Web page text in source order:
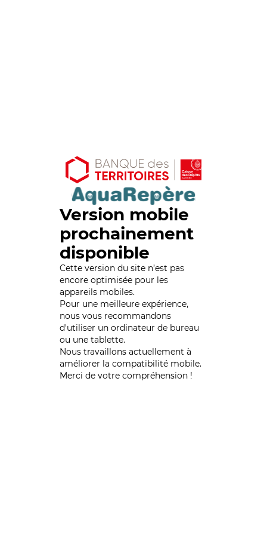
Version mobile
prochainement
disponible
Cette version du site n’est pas
encore optimisée pour les
appareils mobiles.
Pour une meilleure expérience,
nous vous recommandons
d'utiliser un ordinateur de bureau
ou une tablette.
Nous travaillons actuellement à
améliorer la compatibilité mobile.
Merci de votre compréhension !